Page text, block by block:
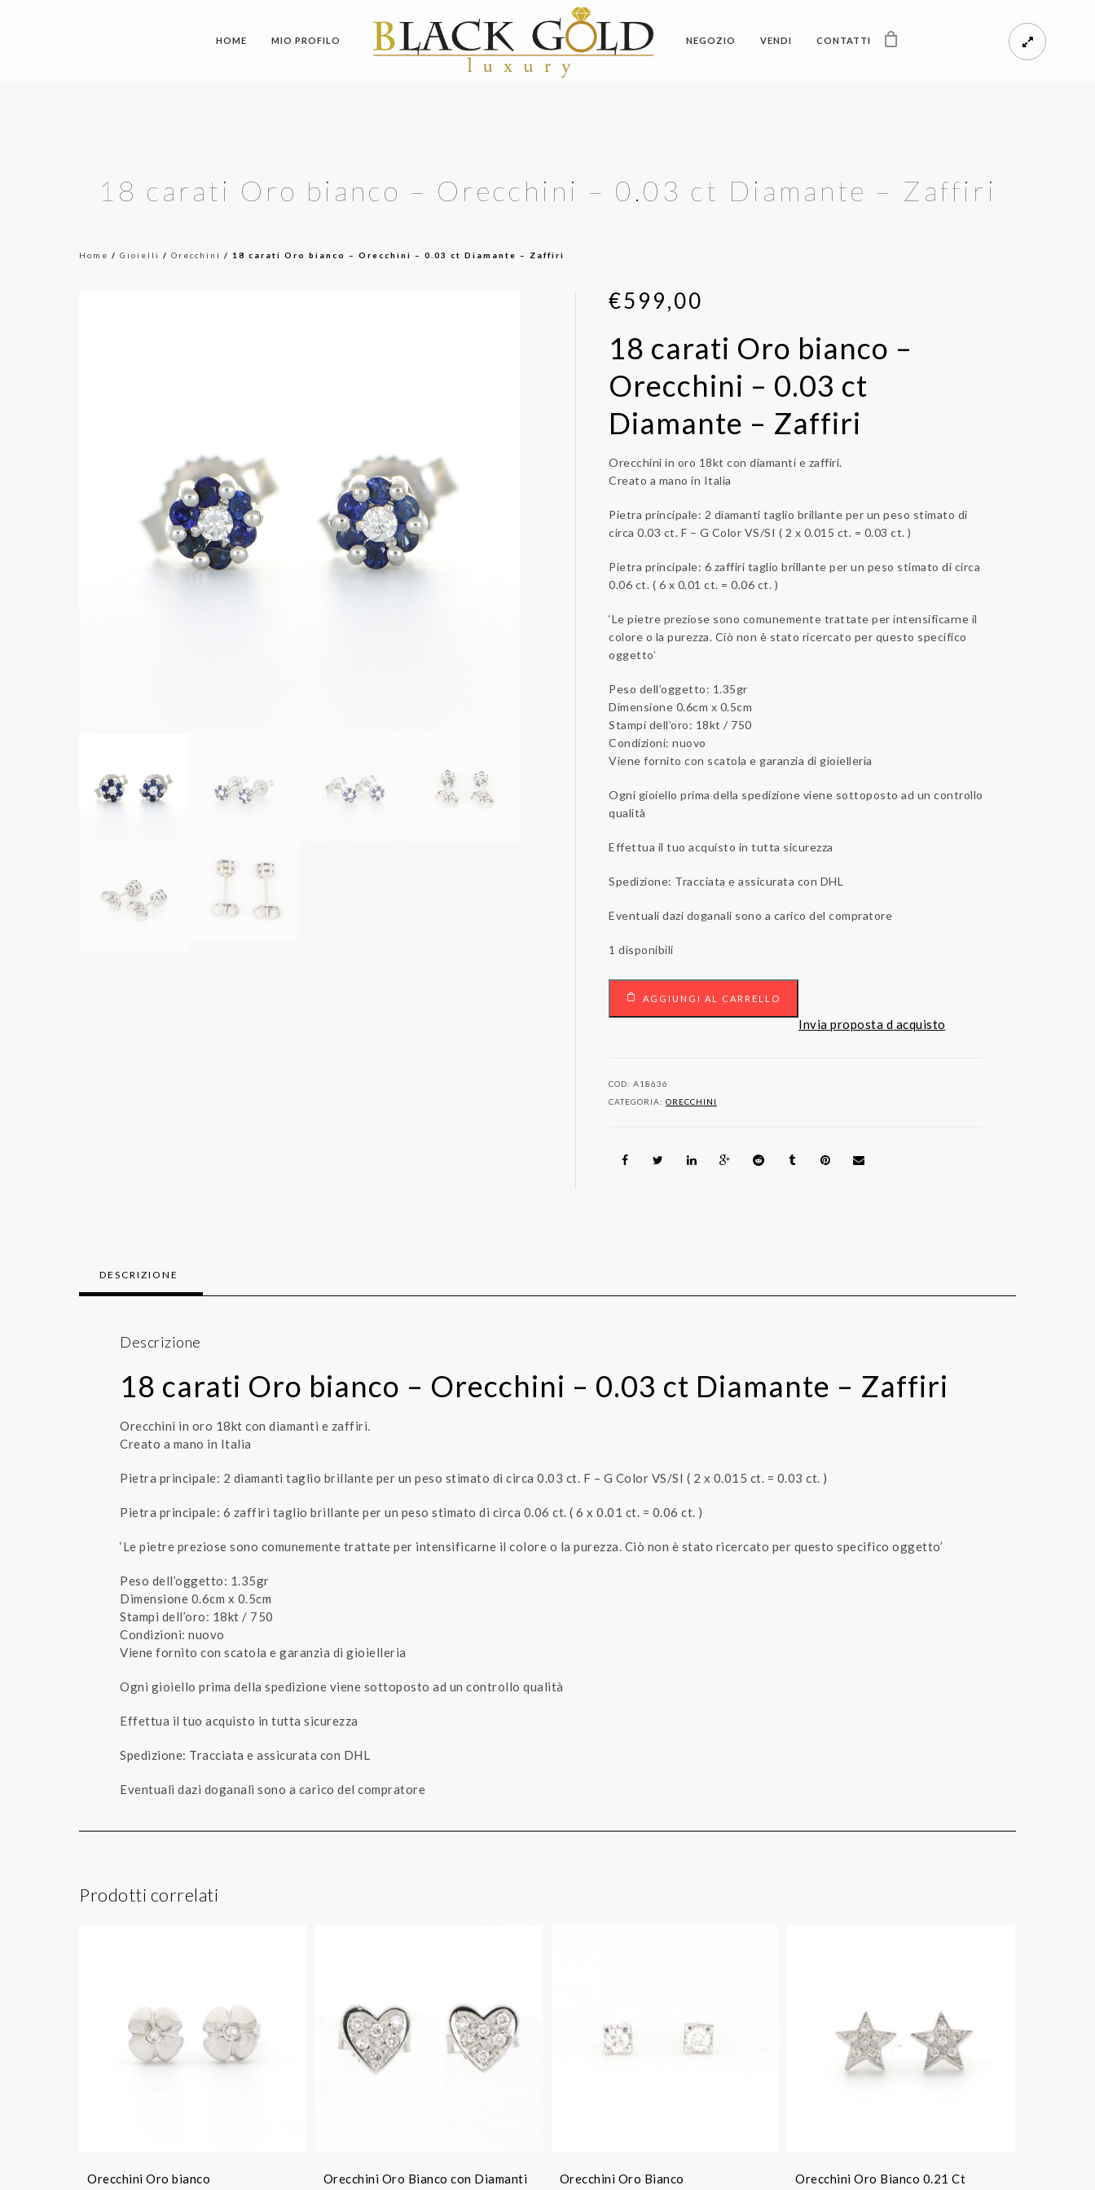
HOME MIO PROFILO NEGOZIO VENDI CONTATTI
18 carati Oro bianco – Orecchini – 0.03 ct Diamante – Zaffiri
Home / Gioielli / Orecchini / 18 carati Oro bianco – Orecchini – 0.03 ct Diamante – Zaffiri
€599,00
18 carati Oro bianco –
Orecchini – 0.03 ct
Diamante – Zaffiri
Orecchini in oro 18kt con diamanti e zaffiri.
Creato a mano in Italia
Pietra principale: 2 diamanti taglio brillante per un peso stimato di
circa 0.03 ct. F – G Color VS/SI ( 2 x 0.015 ct. = 0.03 ct. )
Pietra principale: 6 zaffiri taglio brillante per un peso stimato di circa
0.06 ct. ( 6 x 0.01 ct. = 0.06 ct. )
‘Le pietre preziose sono comunemente trattate per intensificarne il
colore o la purezza. Ciò non è stato ricercato per questo specifico
oggetto’
Peso dell’oggetto: 1.35gr
Dimensione 0.6cm x 0.5cm
Stampi dell’oro: 18kt / 750
Condizioni: nuovo
Viene fornito con scatola e garanzia di gioielleria
Ogni gioiello prima della spedizione viene sottoposto ad un controllo
qualità
Effettua il tuo acquisto in tutta sicurezza
Spedizione: Tracciata e assicurata con DHL
Eventuali dazi doganali sono a carico del compratore
1 disponibili
carati
AGGIUNGI AL CARRELLO
Invia proposta d acquisto
COD: A18636
CATEGORIA: ORECCHINI
DESCRIZIONE
Descrizione
18 carati Oro bianco – Orecchini – 0.03 ct Diamante – Zaffiri
Orecchini in oro 18kt con diamanti e zaffiri.
Creato a mano in Italia
Pietra principale: 2 diamanti taglio brillante per un peso stimato di circa 0.03 ct. F – G Color VS/SI ( 2 x 0.015 ct. = 0.03 ct. )
Pietra principale: 6 zaffiri taglio brillante per un peso stimato di circa 0.06 ct. ( 6 x 0.01 ct. = 0.06 ct. )
‘Le pietre preziose sono comunemente trattate per intensificarne il colore o la purezza. Ciò non è stato ricercato per questo specifico oggetto’
Peso dell’oggetto: 1.35gr
Dimensione 0.6cm x 0.5cm
Stampi dell’oro: 18kt / 750
Condizioni: nuovo
Viene fornito con scatola e garanzia di gioielleria
Ogni gioiello prima della spedizione viene sottoposto ad un controllo qualità
Effettua il tuo acquisto in tutta sicurezza
Spedizione: Tracciata e assicurata con DHL
Eventuali dazi doganali sono a carico del compratore
Prodotti correlati
Orecchini Oro bianco Orecchini Oro Bianco con Diamanti Orecchini Oro Bianco Orecchini Oro Bianco 0.21 Ct